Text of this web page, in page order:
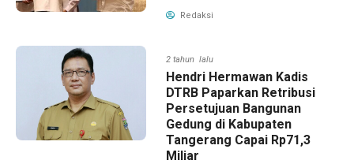
Redaksi
2 tahun lalu
Hendri Hermawan Kadis
DTRB Paparkan Retribusi
Persetujuan Bangunan
Gedung di Kabupaten
Tangerang Capai Rp71,3
Miliar